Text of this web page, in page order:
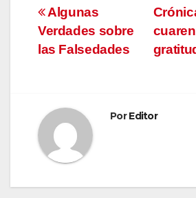
Navegación
de
entradas
Algunas
Verdades sobre
las Falsedades
PorEditor